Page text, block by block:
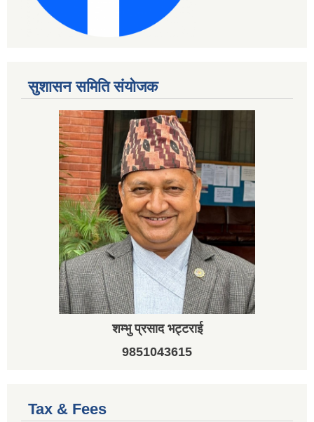
सुशासन समिति संयोजक
शम्भु प्रसाद भट्टराई
9851043615
Tax & Fees